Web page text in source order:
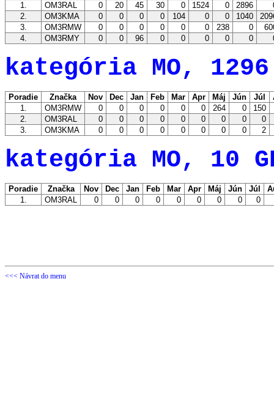
1.
OM3RAL 0 20 45 30 0 1524 0 2896
2.
OM3KMA 0 0 0 0 104 0 0 1040
3.
OM3RMW 0 0 0 0 0 0 238 0
4.
OM3RMY 0 0 96 0 0 0 0 0
kategória MO, 1296
Poradie Značka Nov Dec Jan Feb Mar Apr Máj Jún Júl
1.
OM3RMW 0 0 0 0 0 0 264 0
150
2.
OM3RAL 0 0 0 0 0 0 0 0
0
3.
OM3KMA 0 0 0 0 0 0 0 0 2
kategória MO, 10
Poradie Značka Nov Dec Jan Feb Mar Apr Máj Jún Júl
1.
OM3RAL 0 0 0 0 0 0 0 0 0
<<< Návrat do menu